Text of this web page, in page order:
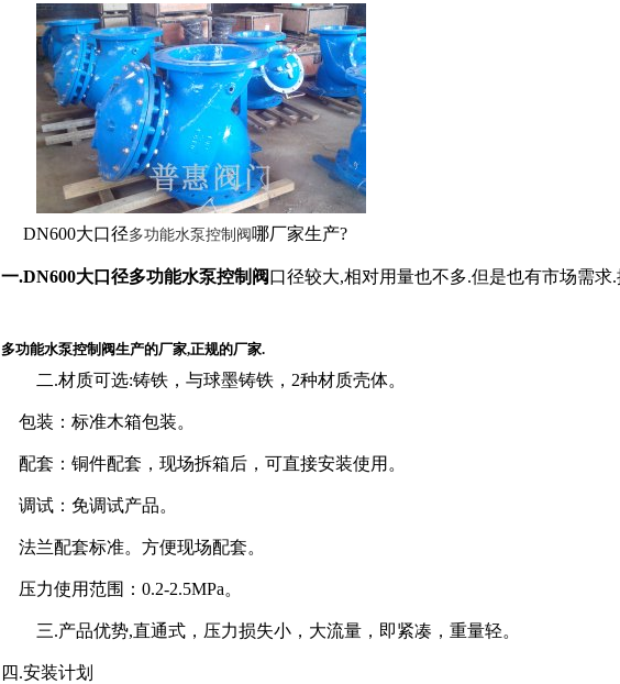
DN600大口径多功能水泵控制阀 哪厂家生产?
一.DN600大口径多功能水泵控制阀口径较大,相对用量也不多.但是也有市场需求
多功能水泵控制阀生产的厂家,正规的厂家.
二.材质可选:铸铁，与球墨铸铁，2种材质壳体。
包装：标准木箱包装。
配套：铜件配套，现场拆箱后，可直接安装使用。
调试：免调试产品。
法兰配套标准。方便现场配套。
压力使用范围：0.2-2.5MPa。
三.产品优势,直通式，压力损失小，大流量，即紧凑，重量轻。
四.安装计划